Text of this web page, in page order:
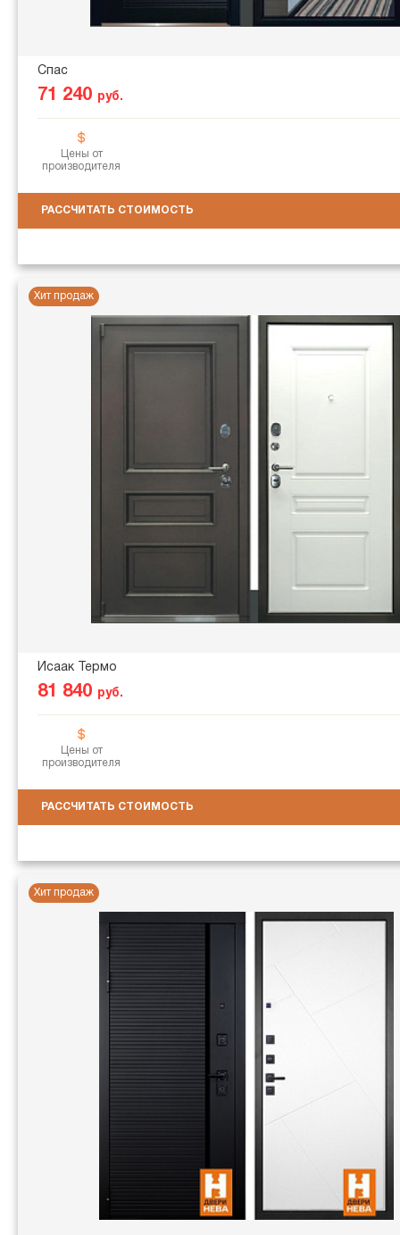
Спас
71 240 руб.
Цены от
производителя
РАССЧИТАТЬ СТОИМОСТЬ
Хит продаж
Исаак Термо
81 840 руб.
Цены от
производителя
РАССЧИТАТЬ СТОИМОСТЬ
Хит продаж